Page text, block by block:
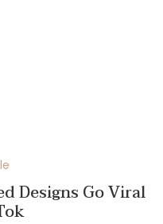
Designs Go Viral